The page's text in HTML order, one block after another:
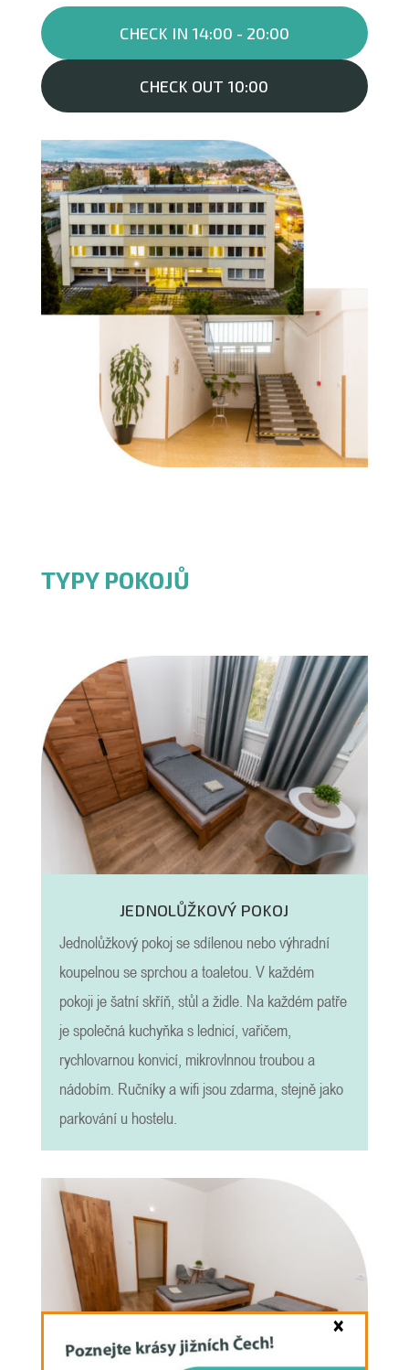
CHECK IN 14:00 - 20:00
CHECK OUT 10:00
TYPY POKOJŮ
JEDNOLŮŽKOVÝ POKOJ
Jednolůžkový pokoj se sdílenou nebo výhradní
koupelnou se sprchou a toaletou. V každém
pokoji je šatní skříň, stůl a židle. Na každém patře
je společná kuchyňka s lednicí, vařičem,
rychlovarnou konvicí, mikrovlnnou troubou a
nádobím. Ručníky a wifi jsou zdarma, stejně jako
parkování u hostelu.